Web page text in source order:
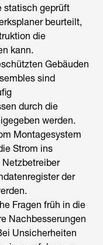
statisch geprüft
beurteilt,
die
kann.
Gebäuden
sind
durch die
werden.
Montagesystem
Strom ins
der
Fragen früh in die
Nachbesserungen
Unsicherheiten